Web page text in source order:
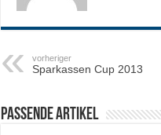
vorheriger
Sparkassen Cup 2013
Passende Artikel